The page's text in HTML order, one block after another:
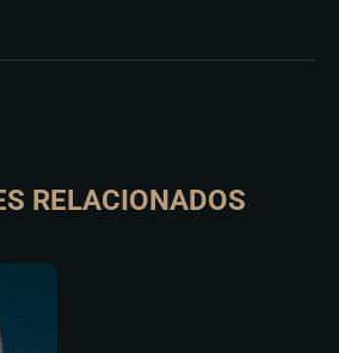
RELACIONADOS